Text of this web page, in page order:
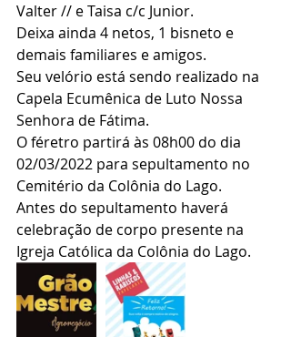
Valter // e Taisa c/c Junior.
Deixa ainda 4 netos, 1 bisneto e
demais familiares e amigos.
Seu velório está sendo realizado na
Capela Ecumênica de Luto Nossa
Senhora de Fátima.
O féretro partirá às 08h00 do dia
02/03/2022 para sepultamento no
Cemitério da Colônia do Lago.
Antes do sepultamento haverá
celebração de corpo presente na
Igreja Católica da Colônia do Lago.